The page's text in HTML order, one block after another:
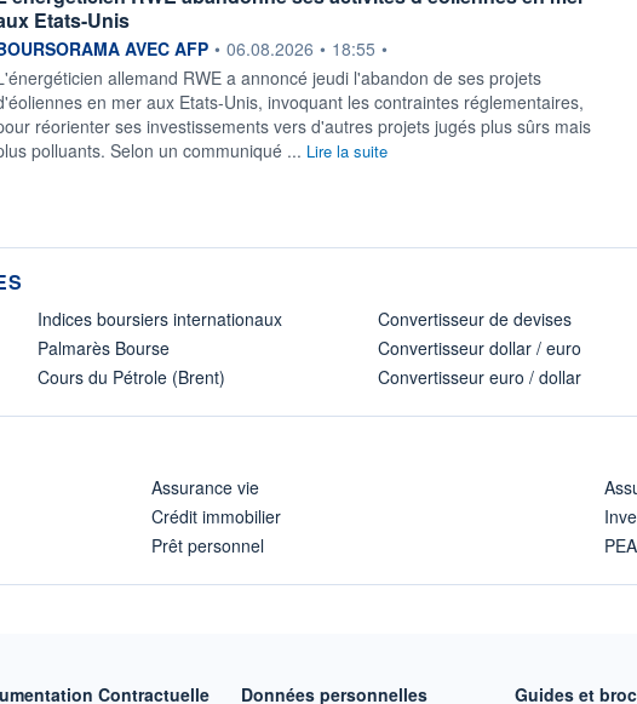
Etats-Unis
fournie par
AVEC AFP • 06.08.2026 • 18:55 •
allemand RWE a annoncé jeudi l'abandon de ses projets
en mer aux Etats-Unis, invoquant les contraintes réglementaires,
réorienter ses investissements vers d'autres projets jugés plus sûrs mais
polluants. Selon un communiqué ... Lire la suite
Indices boursiers internationaux
Palmarès Bourse
Cours du Pétrole (Brent)
Convertisseur de devises
Convertisseur dollar / euro
Convertisseur euro / dollar
Assurance vie
Crédit immobilier
Prêt personnel
PEA
Contractuelle Données personnelles Guides et